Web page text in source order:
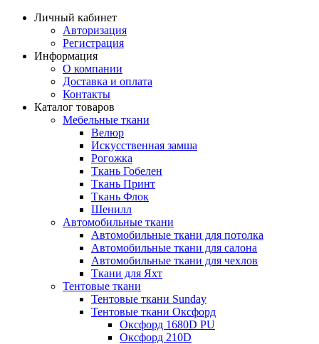
Личный кабинет
Авторизация
Регистрация
Информация
О компании
Доставка и оплата
Контакты
Каталог товаров
Мебельные ткани
Велюр
Искусственная замша
Рогожка
Ткань Гобелен
Ткань Принт
Ткань Флок
Шенилл
Автомобильные ткани
Автомобильные ткани для потолка
Автомобильные ткани для салона
Автомобильные ткани для чехлов
Ткани для Яхт
Тентовые ткани
Тентовые ткани Sunday
Тентовые ткани Оксфорд
Оксфорд 1680D PU
Оксфорд 210D